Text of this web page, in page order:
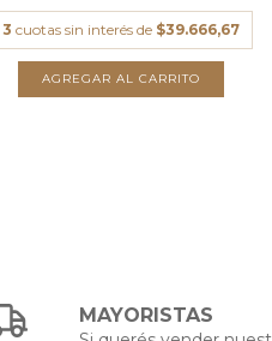
3 cuotas sin interés de $39.666,67
AGREGAR AL CARRITO
MAYORISTAS